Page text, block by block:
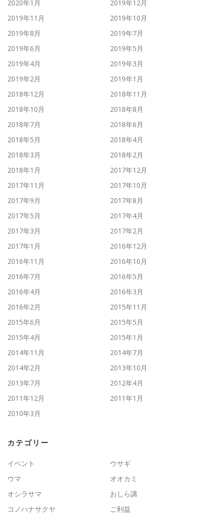
2020年1月
2019年12月
2019年11月
2019年10月
2019年8月
2019年7月
2019年6月
2019年5月
2019年4月
2019年3月
2019年2月
2019年1月
2018年12月
2018年11月
2018年10月
2018年8月
2018年7月
2018年6月
2018年5月
2018年4月
2018年3月
2018年2月
2018年1月
2017年12月
2017年11月
2017年10月
2017年9月
2017年8月
2017年5月
2017年4月
2017年3月
2017年2月
2017年1月
2016年12月
2016年11月
2016年10月
2016年7月
2016年5月
2016年4月
2016年3月
2016年2月
2015年11月
2015年6月
2015年5月
2015年4月
2015年1月
2014年11月
2014年7月
2014年2月
2013年10月
2013年7月
2012年4月
2011年12月
2011年1月
2010年3月
カテゴリー
イベント
ウサギ
ウマ
オオカミ
オシラサマ
おしら講
コノハナサクヤ
ご利益